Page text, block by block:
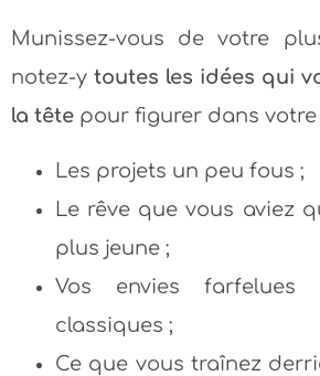
Munissez-vous de votre
notez-y toutes les idées qui
la tête pour figurer dans votre
Les projets un peu fous ;
Le rêve que vous aviez
plus jeune ;
Vos envies
classiques ;
Ce que vous traînez